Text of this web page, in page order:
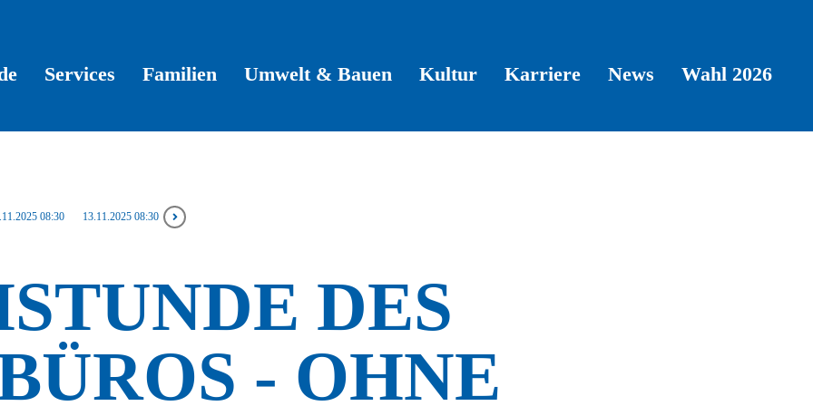
Services Familien Umwelt & Bauen Kultur Karriere News Wahl 2026
08:30 13.11.2025 08:30
DES
- OHNE